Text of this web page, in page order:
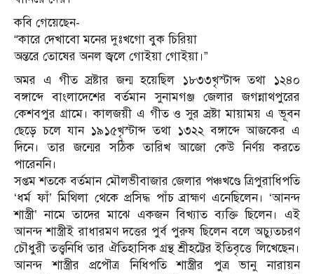
কবি গেয়েছেন-
“কারে দেখাবো মনের দুঃখগো বুক চিরিয়া
অন্তরে তোষের অনল জ্বলে গোইয়া গোইয়া।”
অমর এ গীত স্রষ্টার জন্ম হয়েছিল ১৮৩৩খৃস্টাব্দ তথা ১২৪০
বঙ্গাব্দে বাংলাদেশের বর্তমান সুনামগঞ্জ জেলার জগন্নাথপুরের
কেশবপুর গ্রামে। কালজয়ী এ গীত ও সুর স্রষ্টা মায়াময় এ ভূবন
ছেড়ে চলে যান ১৯১৫খৃস্টাব্দ তথা ১৩২২ বঙ্গাব্দে আজকের এ
দিনে। তার জন্মের সঠিক তারিখ আজো কেউ নির্ণয় করতে
পারেননি।
সপ্তম শতকে বর্তমান মৌলভীবাজার জেলার পঞ্চখণ্ডে ত্রিপুরাধিপতি
‘ধর্ম ফাঁ’ মিথিলা থেকে প্রসিদ্ধ পাঁচ ব্রাহ্মণ এনেছিলেন। ‘আনন্দ
শাস্ত্রী’ নামে তাদের মাঝে একজন বিখ্যাত ব্যক্তি ছিলেন। এই
আনন্দ শাস্ত্রীই রাধারমণ দত্তের পুর্ব পুরুষ ছিলেন বলে অচ্যুতচরণ
চৌধুরী তত্ত্বনিধি তার ঐতিহাসিক গ্রন্থ শ্রীহট্টের ইতিবৃত্তে লিখেছেন।
আনন্দ শাস্ত্রীর প্রপৌত্র নিধিপতি শাস্ত্রীর পুত্র ভানু নারায়ন